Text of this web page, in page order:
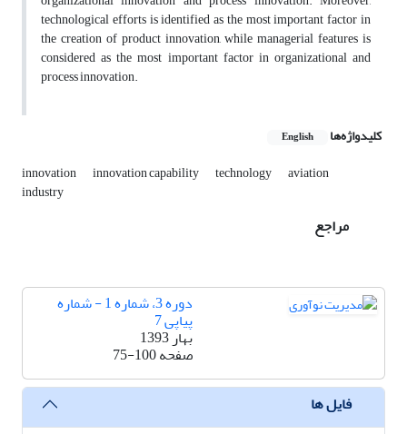
technological efforts is identified as the most important factor in
the creation of product innovation, while managerial features is
considered as the most important factor in organizational and
process innovation.
کلیدواژه‌ها English
innovation innovation capability technology aviation
industry
مراجع
دوره 3، شماره 1 - شماره
پیاپی 7
بهار 1393
صفحه75-100
فایل ها